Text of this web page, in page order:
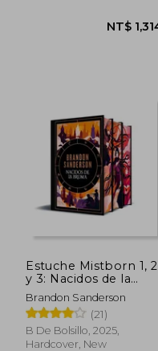
Estuche Mistborn 1, 2
y 3: Nacidos de la
Bruma, El Pozo de la
Ascensión, El Héroe
de las Eras (in
Spanish)
Brandon Sanderson
(21)
B De Bolsillo, 2025,
Hardcover, New